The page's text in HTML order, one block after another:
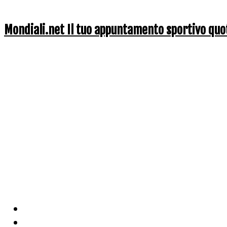
Mondiali.net Il tuo appuntamento sportivo